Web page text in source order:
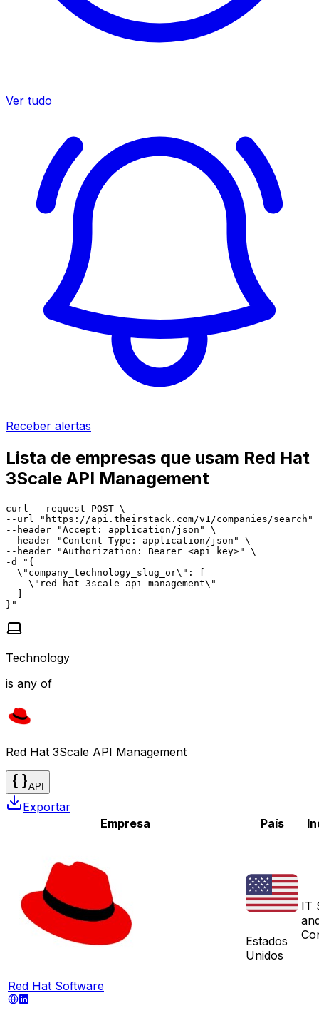
Ver tudo
Receber alertas
Lista de empresas que usam Red Hat
3Scale API Management
curl --request POST \
--url "https://api.theirstack.com/v1/companies/search"
--header "Accept: application/json" \
--header "Content-Type: application/json" \
--header "Authorization: Bearer <api_key>" \
-d "{
  \"company_technology_slug_or\": [
    \"red-hat-3scale-api-management\"
  ]
}"
Technology
is any of
Red Hat 3Scale API Management
API
Exportar
Empresa
País
Red Hat Software
Estados
Unidos
IT